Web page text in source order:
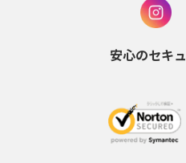
安心のセキ